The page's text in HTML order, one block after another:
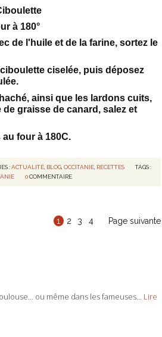
à 180°
de l'huile et de la farine, sortez le
ciselée, puis déposez
ainsi que les lardons cuits,
graisse de canard, salez et
four à 180C.
:ACTUALITÉ, BLOG, OCCITANIE, RECETTES
TAGS :
0 COMMENTAIRE
1 2 3 4 Page suivante
ou même dans les fameuses...
Lire